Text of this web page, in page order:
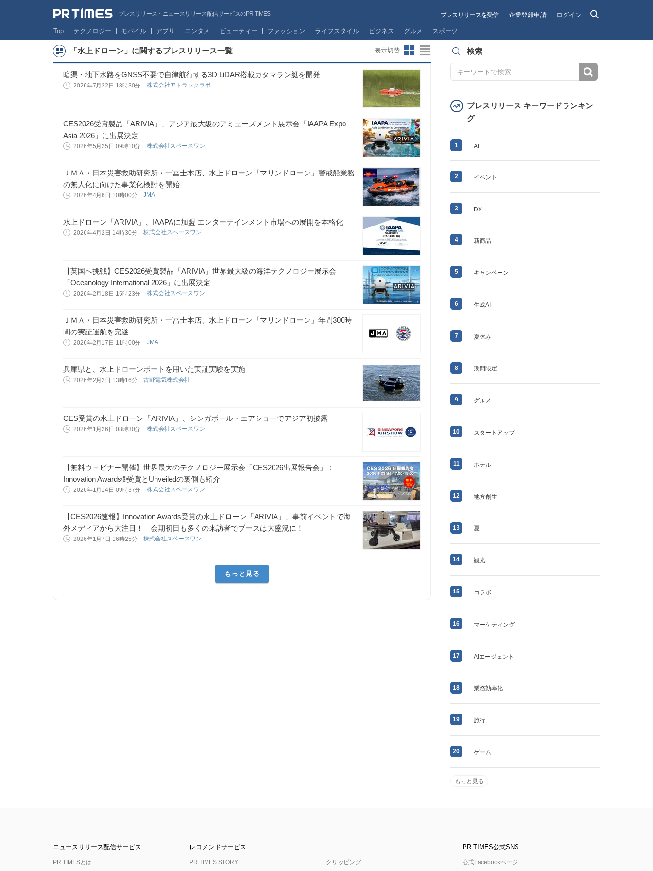
プレスリリース・ニュースリリース配信サービスのPR TIMES プレスリリースを受信 企業登録申請 ログイン
Top テクノロジー モバイル アプリ エンタメ ビューティー ファッション ライフスタイル ビジネス グルメ スポーツ
「水上ドローン」に関するプレスリリース一覧 表示切替
暗渠・地下水路をGNSS不要で自律航行する3D LiDAR搭載カタマラン艇を開発
2026年7月22日 18時30分 株式会社アトラックラボ
CES2026受賞製品「ARIVIA」、アジア最大級のアミューズメント展示会「IAAPA Expo
Asia 2026」に出展決定
2026年5月25日 09時10分 株式会社スペースワン
ＪＭＡ・日本災害救助研究所・一冨士本店、水上ドローン「マリンドローン」警戒船業務
の無人化に向けた事業化検討を開始
2026年4月6日 10時00分 JMA
水上ドローン「ARIVIA」、IAAPAに加盟 エンターテインメント市場への展開を本格化
2026年4月2日 14時30分 株式会社スペースワン
【英国へ挑戦】CES2026受賞製品「ARIVIA」世界最大級の海洋テクノロジー展示会
「Oceanology International 2026」に出展決定
2026年2月18日 15時23分 株式会社スペースワン
ＪＭＡ・日本災害救助研究所・一冨士本店、水上ドローン「マリンドローン」年間300時
間の実証運航を完遂
2026年2月17日 11時00分 JMA
兵庫県と、水上ドローンボートを用いた実証実験を実施
2026年2月2日 13時16分 古野電気株式会社
CES受賞の水上ドローン「ARIVIA」、シンガポール・エアショーでアジア初披露
2026年1月26日 08時30分 株式会社スペースワン
【無料ウェビナー開催】世界最大のテクノロジー展示会「CES2026出展報告会」：
Innovation Awards®受賞とUnveiledの裏側も紹介
2026年1月14日 09時37分 株式会社スペースワン
【CES2026速報】Innovation Awards受賞の水上ドローン「ARIVIA」、事前イベントで海
外メディアから大注目！ 会期初日も多くの来訪者でブースは大盛況に！
2026年1月7日 16時25分 株式会社スペースワン
もっと見る
検索
プレスリリース キーワードランキン
グ
1 AI
2 イベント
3 DX
4 新商品
5 キャンペーン
6 生成AI
7 夏休み
8 期間限定
9 グルメ
10 スタートアップ
11 ホテル
12 地方創生
13 夏
14 観光
15 コラボ
16 マーケティング
17 AIエージェント
18 業務効率化
19 旅行
20 ゲーム
もっと見る
ニュースリリース配信サービス
PR TIMESとは
レコメンドサービス
PR TIMES STORY クリッピング
PR TIMES公式SNS
公式Facebookページ